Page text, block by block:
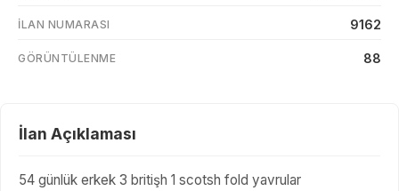
İLAN NUMARASI 9162
GÖRÜNTÜLENME 88
İlan Açıklaması
54 günlük erkek 3 britişh 1 scotsh fold yavrular